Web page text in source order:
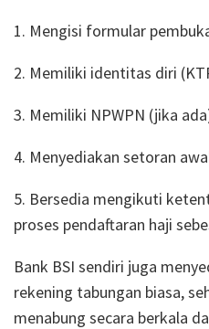
1. Mengisi formular
2. Memiliki identitas diri
3. Memiliki NPWPN (jika
4. Menyediakan setoran
5. Bersedia mengikuti
proses pendaftaran haji
Bank BSI sendiri juga
rekening tabungan biasa,
menabung secara berkala